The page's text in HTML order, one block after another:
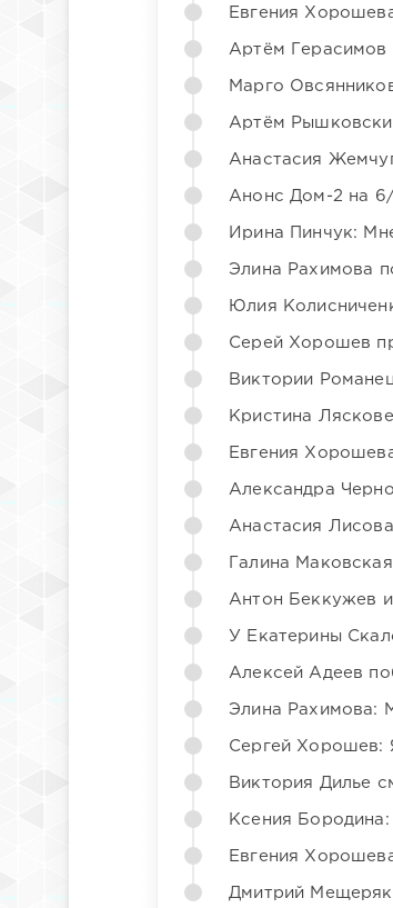
Евгения
Артём Герасимов
Марго
Артём
Анастасия
Анонс Дом-2 на
Ирина Пинчук:
Элина Рахимова
Юлия
Серей Хорошев
Виктории
Кристина
Евгения
Александра
Анастасия
Галина
Антон Беккужев и
У Екатерины
Алексей Адеев
Элина Рахимова:
Сергей Хорошев:
Виктория Дилье
Ксения
Евгения
Дмитрий